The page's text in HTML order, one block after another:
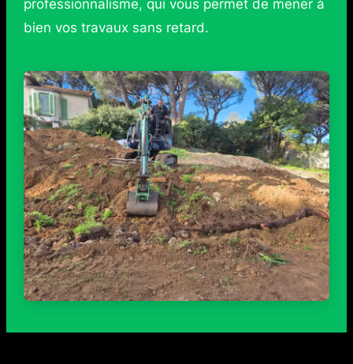
professionnalisme, qui vous permet de mener à
bien vos travaux sans retard.